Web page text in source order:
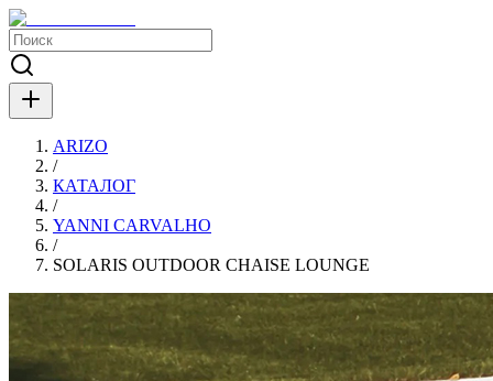
ARIZO
/
КАТАЛОГ
/
YANNI CARVALHO
/
SOLARIS OUTDOOR CHAISE LOUNGE